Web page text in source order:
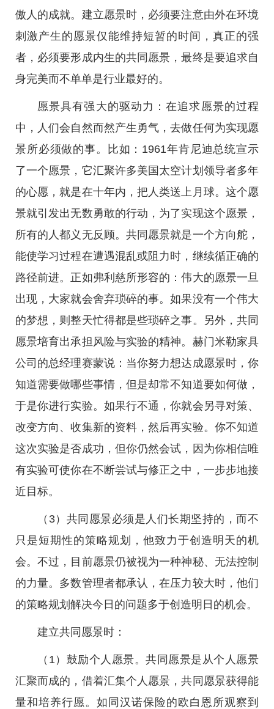
傲人的成就。建立愿景时，必须要注意由外在环境
刺激产生的愿景仅能维持短暂的时间，真正的强
者，必须要形成内生的共同愿景，最终是要追求自
身完美而不单单是行业最好的。
愿景具有强大的驱动力：在追求愿景的过程
中，人们会自然而然产生勇气，去做任何为实现愿
景所必须做的事。比如：1961年肯尼迪总统宣示
了一个愿景，它汇聚许多美国太空计划领导者多年
的心愿，就是在十年内，把人类送上月球。这个愿
景就引发出无数勇敢的行动，为了实现这个愿景，
所有的人都义无反顾。共同愿景就是一个方向舵，
能使学习过程在遭遇混乱或阻力时，继续循正确的
路径前进。正如弗利慈所形容的：伟大的愿景一旦
出现，大家就会舍弃琐碎的事。如果没有一个伟大
的梦想，则整天忙得都是些琐碎之事。另外，共同
愿景培育出承担风险与实验的精神。赫门米勒家具
公司的总经理赛蒙说：当你努力想达成愿景时，你
知道需要做哪些事情，但是却常不知道要如何做，
于是你进行实验。如果行不通，你就会另寻对策、
改变方向、收集新的资料，然后再实验。你不知道
这次实验是否成功，但你仍然会试，因为你相信唯
有实验可使你在不断尝试与修正之中，一步步地接
近目标。
（3）共同愿景必须是人们长期坚持的，而不
只是短期性的策略规划，他致力于创造明天的机
会。不过，目前愿景仍被视为一种神秘、无法控制
的力量。多数管理者都承认，在压力较大时，他们
的策略规划解决今日的问题多于创造明日的机会。
建立共同愿景时：
（1）鼓励个人愿景。共同愿景是从个人愿景
汇聚而成的，借着汇集个人愿景，共同愿景获得能
量和培养行愿。如同汉诺保险的欧白恩所观察到